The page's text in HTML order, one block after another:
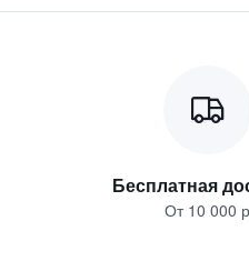
Бесплатная
От 10 000 р